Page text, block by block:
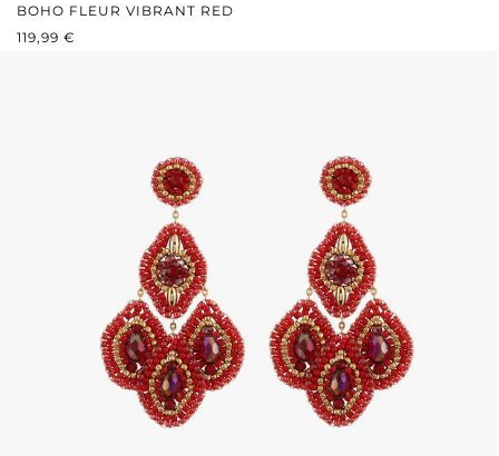
BOHO FLEUR VIBRANT RED
REGULÄRER PREIS:
119,99 €